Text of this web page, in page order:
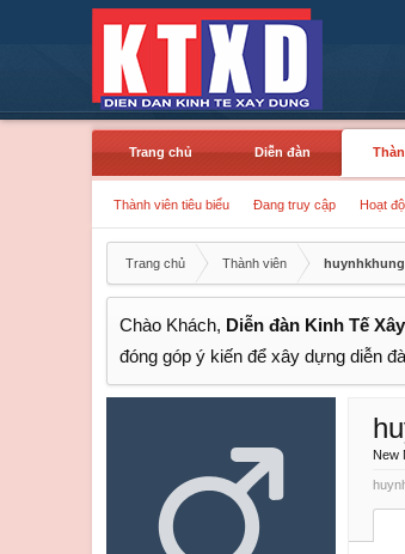
Trang chủ
Diễn đàn
Thành viên tiêu biểu Đang truy cập Hoạt
Trang chủ Thành viên huynhkhung
Chào Khách, Diễn đàn Kinh Tế
đóng góp ý kiến để xây dựng diễn
New